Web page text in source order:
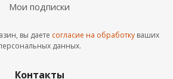
Мои подписки
вы даете согласие на обработку ваших
данных.
Контакты